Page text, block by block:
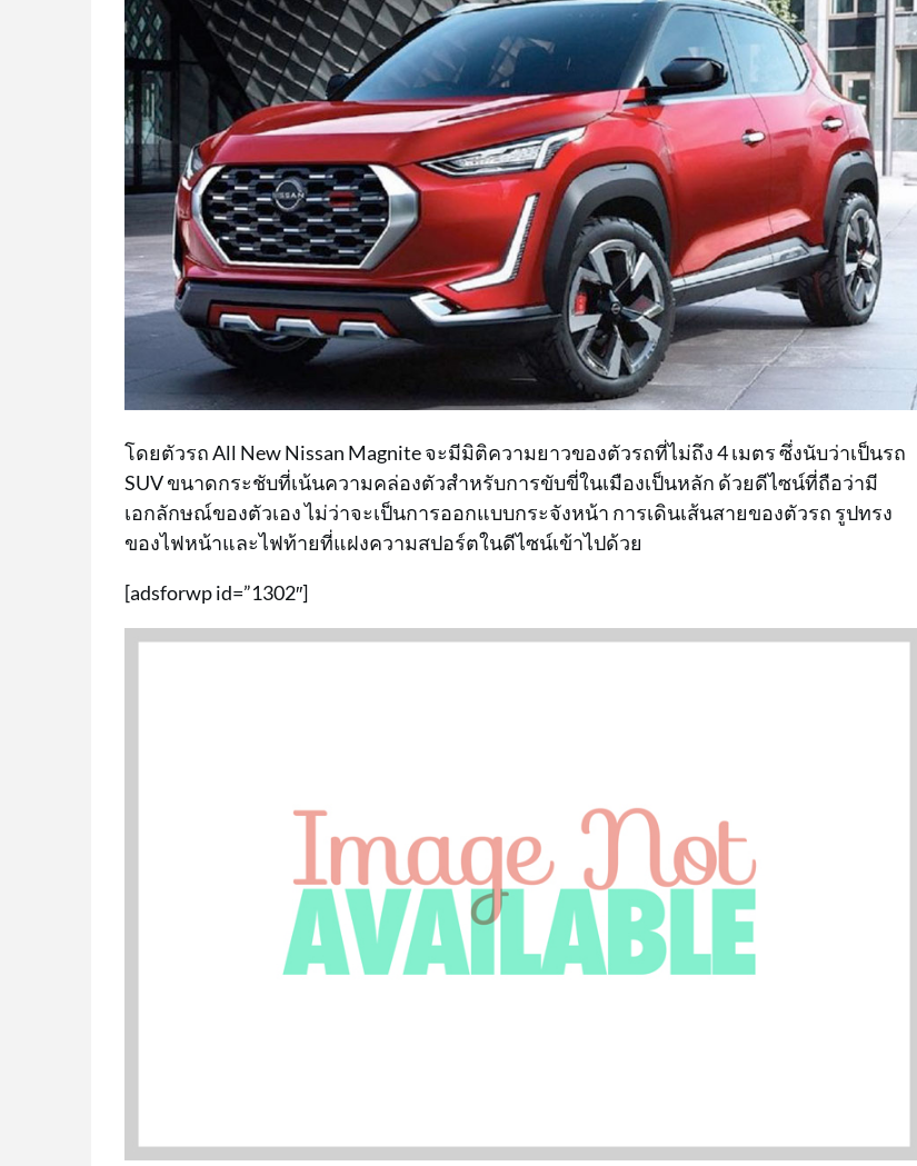
โดยตัวรถ All New Nissan Magnite จะมีมิติความยาวของตัวรถที่ไม่ถึง 4 เมตร ซึ่งนับว่าเป็นรถ
SUV ขนาดกระชับที่เน้นความคล่องตัวสำหรับการขับขี่ในเมืองเป็นหลัก ด้วยดีไซน์ที่ถือว่ามี
เอกลักษณ์ของตัวเอง ไม่ว่าจะเป็นการออกแบบกระจังหน้า การเดินเส้นสายของตัวรถ รูปทรง
ของไฟหน้าและไฟท้ายที่แฝงความสปอร์ตในดีไซน์เข้าไปด้วย
[adsforwp id=”1302″]